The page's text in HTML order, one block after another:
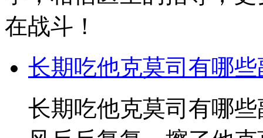
在战斗！
长期吃他克莫司有哪
长期吃他克莫司有哪